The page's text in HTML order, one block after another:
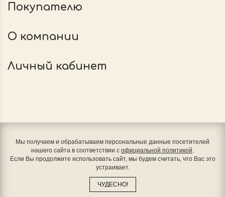
Покупателю
О компании
Личный кабинет
Мы получаем и обрабатываем персональные данные посетителей
нашего сайта в соответствии с официальной политикой
Если Вы продолжите использовать сайт, мы будем считать, что Вас это
устраивает.
ЧУДЕСНО!